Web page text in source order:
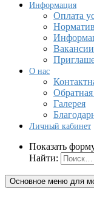
Информация
Оплата
Вакансии
О нас
Обратная
Галерея
Личный кабинет
Показать
Найти:
Основное меню для